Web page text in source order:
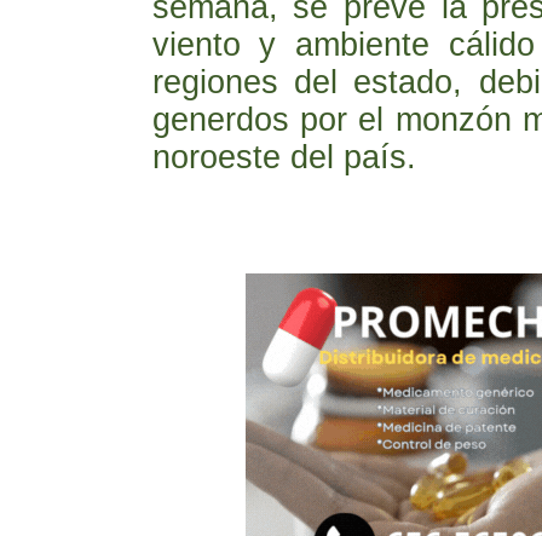
semana, se prevé la
viento y ambiente
regiones del estado,
generdos por el monzón
noroeste del país.